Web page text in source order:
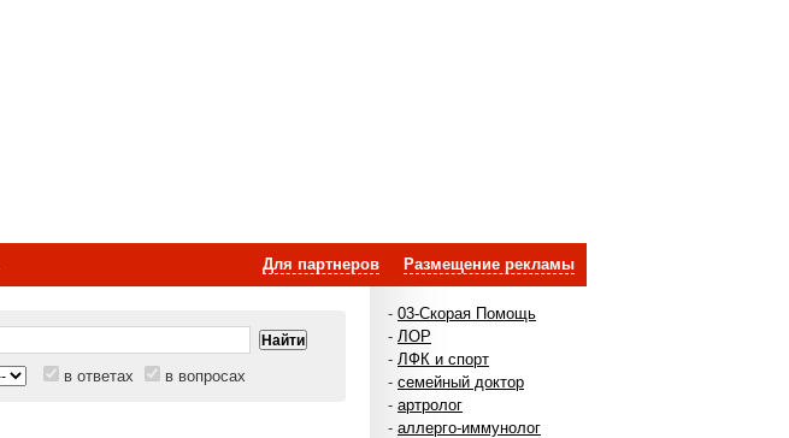
Размещение рекламы
Для партнеров
- 03-Скорая Помощь
- ЛОР
- ЛФК и спорт
- семейный доктор
- артролог
- аллерго-иммунолог
в ответах в вопросах